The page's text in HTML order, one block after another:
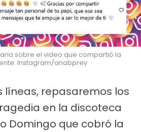
sobre el video que compartió la
Instagram/anabprey
líneas, repasaremos los
en la discoteca
Domingo que cobró la